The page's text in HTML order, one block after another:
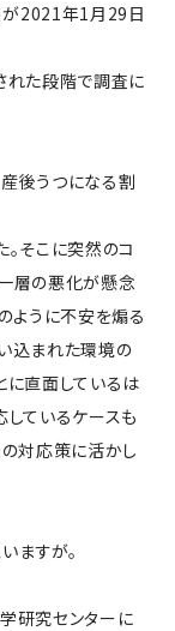
2021年1月29日
れた段階で調査に
後うつになる割
そこに突然のコ
層の悪化が懸念
ように不安を煽る
込まれた環境の
に直面しているは
ているケースも
の対応策に活かし
ますが。
研究センターに